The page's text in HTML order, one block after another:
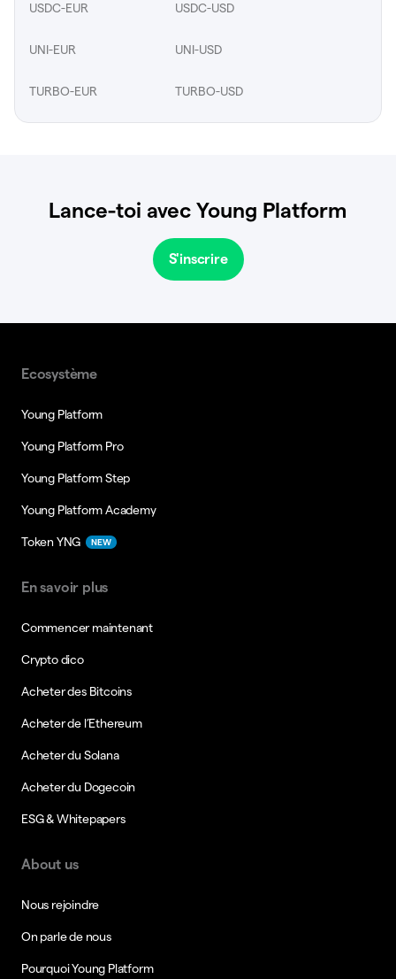
USDC-EUR USDC-USD
UNI-EUR UNI-USD
TURBO-EUR TURBO-USD
Lance-toi avec Young Platform
S'inscrire
Ecosystème
Young Platform
Young Platform Pro
Young Platform Step
Young Platform Academy
Token YNG NEW
En savoir plus
Commencer maintenant
Crypto dico
Acheter des Bitcoins
Acheter de l’Ethereum
Acheter du Solana
Acheter du Dogecoin
ESG & Whitepapers
About us
Nous rejoindre
On parle de nous
Pourquoi Young Platform